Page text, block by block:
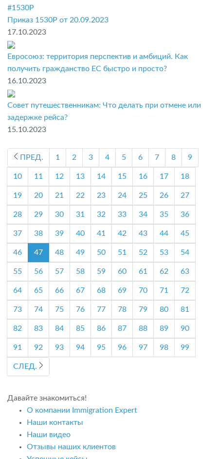
#1530P
Приказ 1530P от 20.09.2023
17.10.2023
Евросоюз: территория перспектив и амбиций. Как
получить гражданство ЕС быстро и просто?
16.10.2023
Совет путешественникам: Что делать при отмене или
задержке рейса?
15.10.2023
ПРЕД. 1 2 3 4 5 6 7 8 9
10 11 12 13 14 15 16 17 18
19 20 21 22 23 24 25 26 27
28 29 30 31 32 33 34 35 36
37 38 39 40 41 42 43 44 45
46 47 48 49 50 51 52 53 54
55 56 57 58 59 60 61 62 63
64 65 66 67 68 69 70 71 72
73 74 75 76 77 78 79 80 81
82 83 84 85 86 87 88 89 90
91 92 93 94 95 96 97 98 99
СЛЕД.
Давайте знакомиться!
О компании Immigration Expert
Наши контакты
Наши видео
Отзывы наших клиентов